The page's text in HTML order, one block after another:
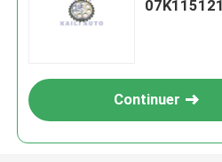
Continuer